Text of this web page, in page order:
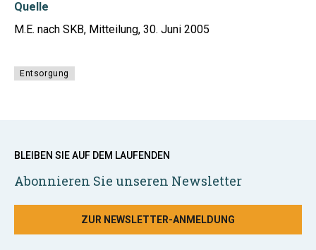
Quelle
M.E. nach SKB, Mitteilung, 30. Juni 2005
Entsorgung
BLEIBEN SIE AUF DEM LAUFENDEN
Abonnieren Sie unseren Newsletter
ZUR NEWSLETTER-ANMELDUNG